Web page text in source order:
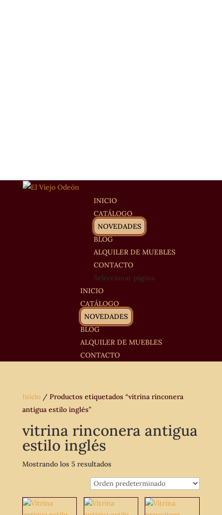
INICIO
CATÁLOGO
NOVEDADES
BLOG
ALQUILER DE MUEBLES
CONTACTO
Seleccionar página
INICIO
CATÁLOGO
NOVEDADES
BLOG
ALQUILER DE MUEBLES
CONTACTO
Inicio/ Productos etiquetados “vitrina rinconera
antigua estilo inglés”
vitrina rinconera antigua
estilo inglés
Mostrando los 5 resultados